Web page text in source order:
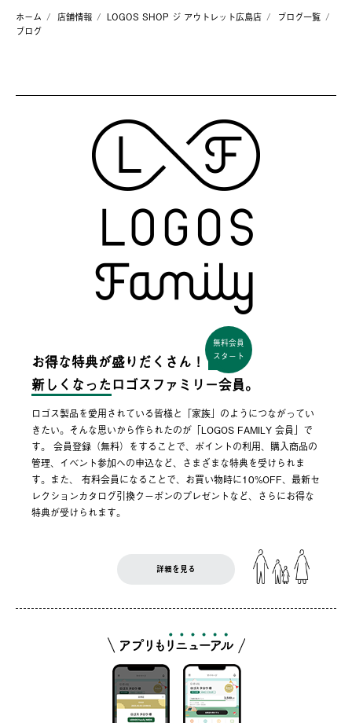
ホーム 店舗情報 LOGOS SHOP ジ アウトレット広島店
ブログ一覧
ブログ
お得な特典が盛りだくさん！
無料会員
スタート
新しくなった ロゴスファミリー会員。
ロゴス製品を愛用されている皆様と「家族」のようにつながってい
きたい。そんな思いから作られたのが「LOGOS FAMILY 会員」で
す。 会員登録（無料）をすることで、ポイントの利用、購入商品の
管理、イベント参加への申込など、さまざまな特典を受けられま
す。また、 有料会員になることで、お買い物時に10%OFF、最新セ
レクションカタログ引換クーポンのプレゼントなど、さらにお得な
特典が受けられます。
詳細を見る